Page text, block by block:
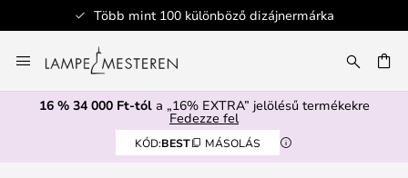
Több mint 100 különböző dizájnermárka
a
tartalomhoz
16 % 34 000 Ft-tóla „16% EXTRA” jelölésű termékekre
Fedezze fel
KÓD:BEST MÁSOLÁS